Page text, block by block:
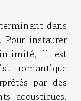
dans
Pour instaurer
il est
romantique
par des
acoustiques.